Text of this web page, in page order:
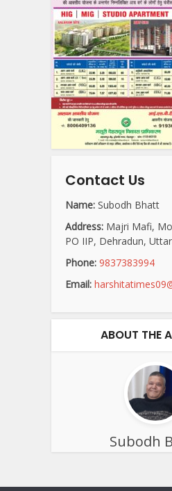
Contact Us
Name: Subodh Bhatt
Address: Majri Mafi,
PO IIP, Dehradun,
Phone: 9837383994
Email:
ABOUT THE
Subodh